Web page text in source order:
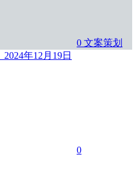
0 文案策划
2024年12月19日
0